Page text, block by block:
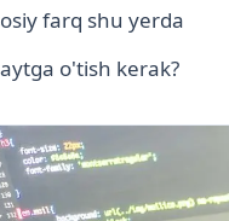
farq shu yerda
o'tish kerak?